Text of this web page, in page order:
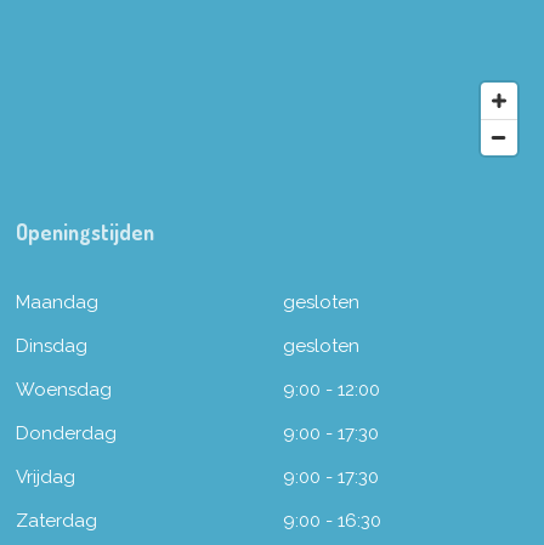
Openingstijden
Maandag
gesloten
Dinsdag
gesloten
Woensdag
9:00 - 12:00
Donderdag
9:00 - 17:30
Vrijdag
9:00 - 17:30
Zaterdag
9:00 - 16:30